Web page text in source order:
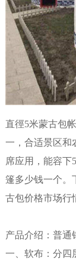
直徑5米蒙古包
一，合适景区和
席应用，能容下
篷多少钱一个。
古包价格市场行
产品介绍：普通
一、软布：分四